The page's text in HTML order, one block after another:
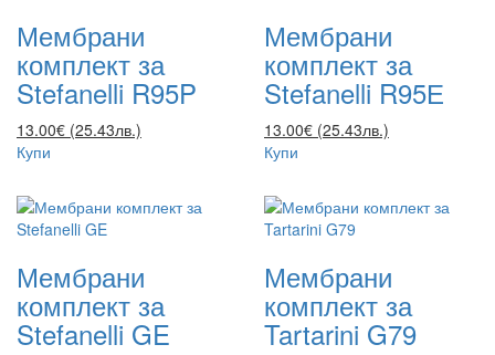
Мембрани
комплект за
Stefanelli R95P
13.00€ (25.43лв.)
Купи
Мембрани
комплект за
Stefanelli R95Е
13.00€ (25.43лв.)
Купи
Мембрани
комплект за
Stefanelli GE
Мембрани
комплект за
Tartarini G79